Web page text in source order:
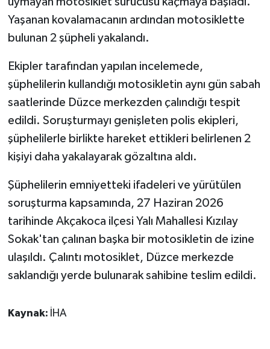
Yaşanan kovalamacanın ardından motosiklette
bulunan 2 şüpheli yakalandı.
Ekipler tarafından yapılan incelemede,
şüphelilerin kullandığı motosikletin aynı gün sabah
saatlerinde Düzce merkezden çalındığı tespit
edildi. Soruşturmayı genişleten polis ekipleri,
şüphelilerle birlikte hareket ettikleri belirlenen 2
kişiyi daha yakalayarak gözaltına aldı.
Şüphelilerin emniyetteki ifadeleri ve yürütülen
soruşturma kapsamında, 27 Haziran 2026
tarihinde Akçakoca ilçesi Yalı Mahallesi Kızılay
Sokak'tan çalınan başka bir motosikletin de izine
ulaşıldı. Çalıntı motosiklet, Düzce merkezde
saklandığı yerde bulunarak sahibine teslim edildi.
Kaynak: İHA
MAGAZİN
Otomobil
Sağlık
SİYASET
TEKNOLOJİ
ÜLKE GÜNDEMİ